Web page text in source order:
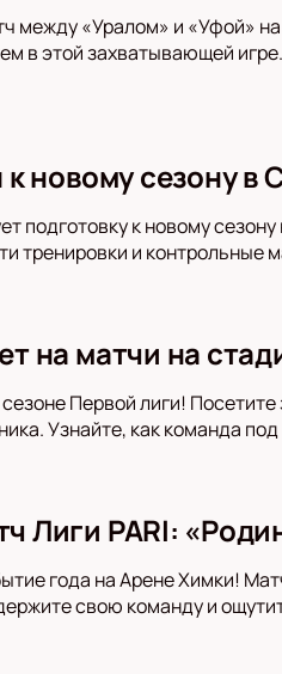
между «Уралом» и «Уфой»
в этой захватывающей
новому сезону в
подготовку к новому
тренировки и
на матчи на
Первой лиги!
Узнайте, как команда
Лиги PARI:
года на Арене Химки!
свою команду и